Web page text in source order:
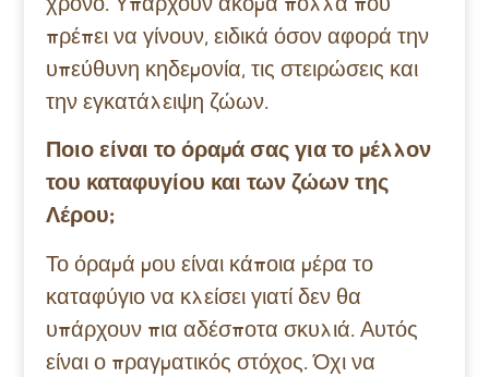
πρέπει να γίνουν, ειδικά όσον αφορά την
υπεύθυνη κηδεμονία, τις στειρώσεις και
την εγκατάλειψη ζώων.
Ποιο είναι το όραμά σας για το μέλλον
του καταφυγίου και των ζώων της
Λέρου;
Το όραμά μου είναι κάποια μέρα το
καταφύγιο να κλείσει γιατί δεν θα
υπάρχουν πια αδέσποτα σκυλιά. Αυτός
είναι ο πραγματικός στόχος. Όχι να